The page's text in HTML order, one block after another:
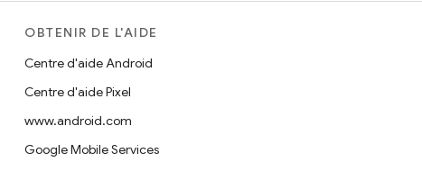
OBTENIR DE L'AIDE
Centre d'aide Android
Centre d'aide Pixel
www.android.com
Google Mobile Services